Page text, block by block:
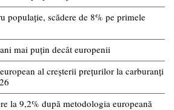
populație, scădere de 8% pe primele
mai puțin decât europenii
al creșterii prețurilor la carburanți
la 9,2% după metodologia europeană